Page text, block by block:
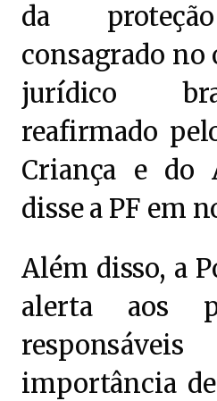
da
consagrado no
jurídico
reafirmado
Criança e do
disse a PF em
Além disso, a
alerta aos
importância